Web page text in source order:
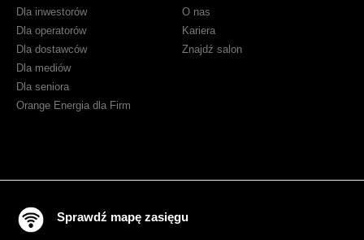
Dla inwestorów
Dla operatorów
Dla dostawców
Dla mediów
Dla seniora
Orange Energia dla Firm
O nas
Kariera
Znajdź salon
Sprawdź mapę zasięgu